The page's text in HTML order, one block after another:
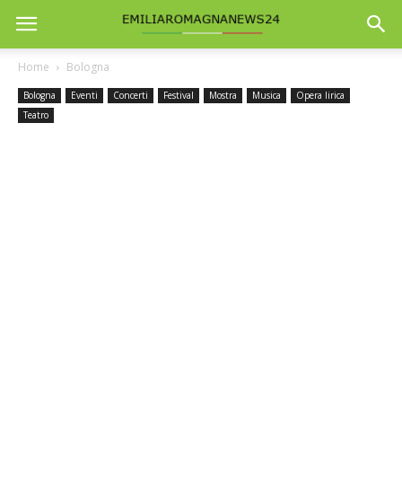
Home Bologna
Bologna Eventi Concerti Festival Mostra Musica
Opera lirica
Teatro